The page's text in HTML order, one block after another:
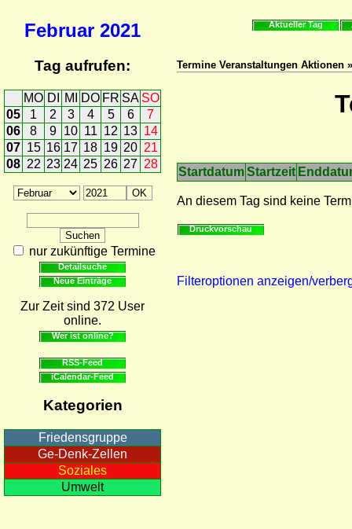
Februar 2021
Tag aufrufen:
MO DI MI DO FR SA SO
05
1 2 3 4 5 6
7
06
8 9 10 11 12 13 14
07 15 16 17 18 19 20 21
08 22 23 24 25 26 27 28
nur zukünftige Termine
Detailsuche
Neue Einträge
Zur Zeit sind 372 User
online.
Wer ist online?
RSS-Feed
iCalendar-Feed
Kategorien
Friedensgruppe
Ge-Denk-Zellen
Soziales
Umwelt
Aktueller Tag
Termine Veranstaltungen Aktionen
StartdatumStartzeit
An diesem Tag sind keine
Druckvorschau
Filteroptionen anzeigen/